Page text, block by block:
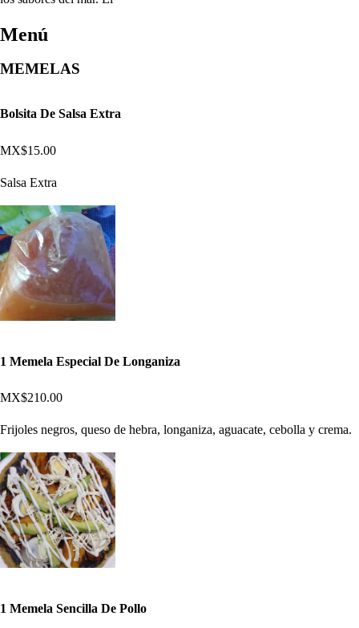
Menú
MEMELAS
Bolsita De Salsa Extra
MX$15.00
Salsa Extra
1 Memela Especial De Longaniza
MX$210.00
Frijoles negros, queso de hebra, longaniza, aguacate, cebolla y crema.
1 Memela Sencilla De Pollo